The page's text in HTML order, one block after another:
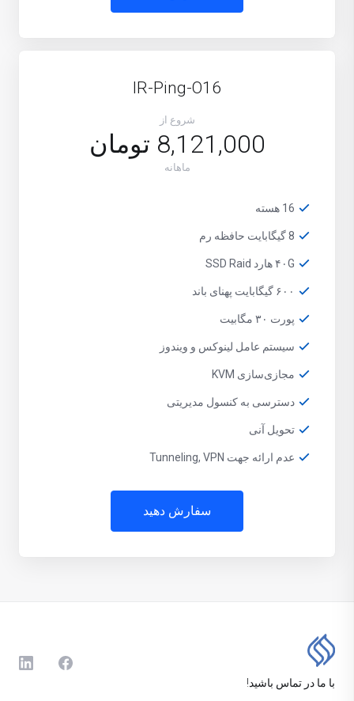
IR-Ping-O16
شروع از
8,121,000 تومان
ماهانه
16 هسته
8 گیگابایت حافظه رم
۴۰G هارد SSD Raid
۶۰۰ گیگابایت پهنای باند
پورت ۳۰ مگابیت
سیستم عامل لینوکس و ویندوز
مجازی‌سازی KVM
دسترسی به کنسول مدیریتی
تحویل آنی
عدم ارائه جهت Tunneling, VPN
سفارش دهید
با ما در تماس باشید!